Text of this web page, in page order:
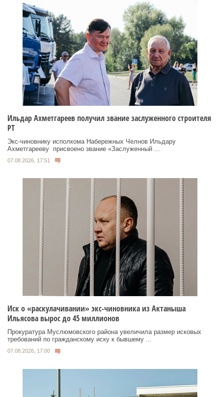
Ильдар Ахметгареев получил звание заслуженного строителя
РТ
Экс‑чиновнику исполкома Набережных Челнов Ильдару
Ахметгарееву присвоено звание «Заслуженный ...
07.08.2026, 17:51
Иск о «раскулачивании» экс-чиновника из Актаныша
Ильясова вырос до 45 миллионов
Прокуратура Муслюмовского района увеличила размер исковых
требований по гражданскому иску к бывшему ...
07.08.2026, 17:00